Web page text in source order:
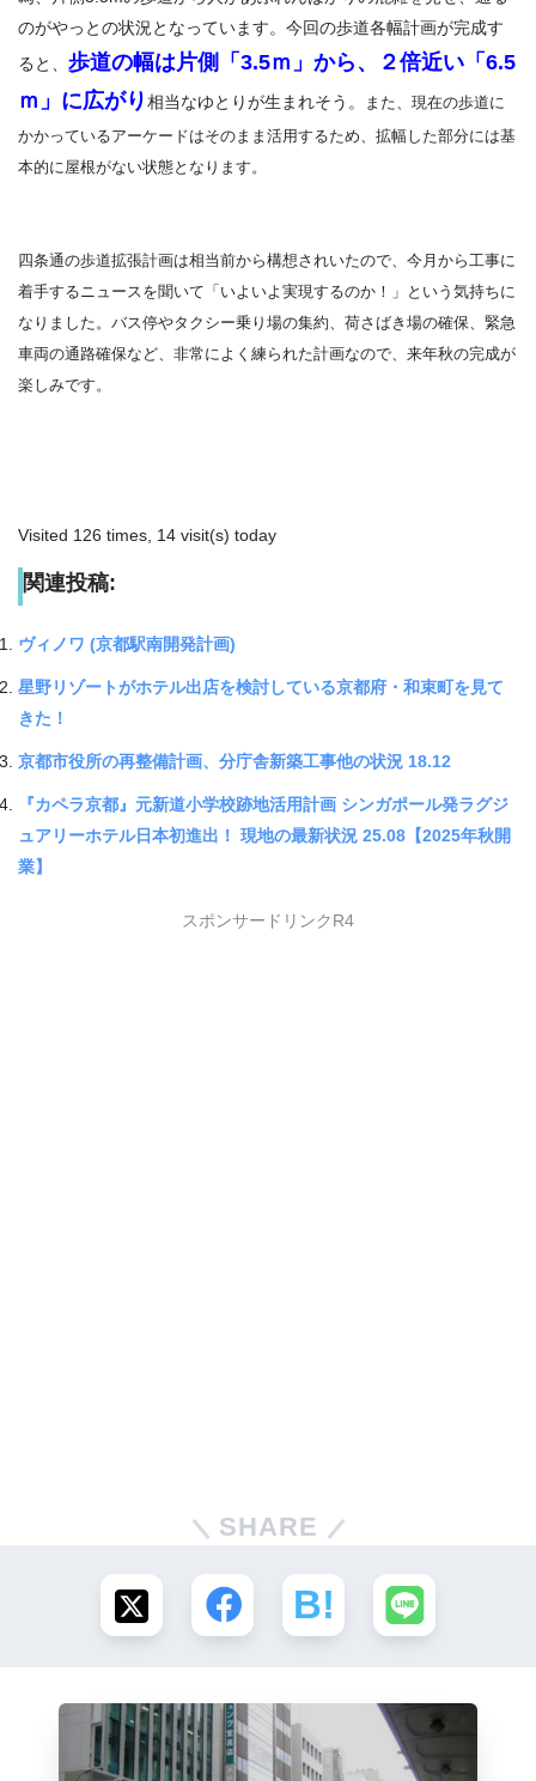
のがやっとの状況となっています。今回の歩道各幅計画が完成す
ると、 歩道の幅は片側「3.5ｍ」から、２倍近い「6.5
ｍ」に広がり相当なゆとりが生まれそう。
また、現在の歩道に
かかっているアーケードはそのまま活用するため、拡幅した部分には基
本的に屋根がない状態となります。
四条通の歩道拡張計画は相当前から構想されいたので、今月から工事に
着手するニュースを聞いて「いよいよ実現するのか！」という気持ちに
なりました。バス停やタクシー乗り場の集約、荷さばき場の確保、緊急
車両の通路確保など、非常によく練られた計画なので、来年秋の完成が
楽しみです。
Visited 126 times, 14 visit(s) today
関連投稿:
ヴィノワ (京都駅南開発計画)
星野リゾートがホテル出店を検討している京都府・和束町を見て
きた！
京都市役所の再整備計画、分庁舎新築工事他の状況 18.12
『カペラ京都』元新道小学校跡地活用計画 シンガポール発ラグジ
ュアリーホテル日本初進出！ 現地の最新状況 25.08【2025年秋開
業】
スポンサードリンクR4
SHARE